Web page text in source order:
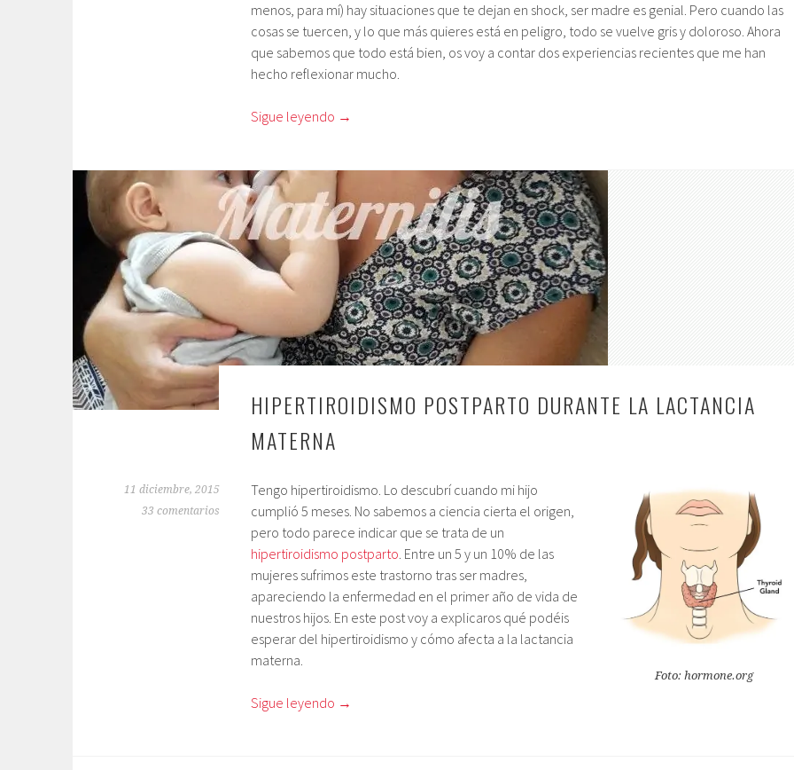
menos, para mí) hay situaciones que te dejan en shock, ser madre es genial. Pero cuando las
cosas se tuercen, y lo que más quieres está en peligro, todo se vuelve gris y doloroso. Ahora
que sabemos que todo está bien, os voy a contar dos experiencias recientes que me han
hecho reflexionar mucho.
Sigue leyendo →
HIPERTIROIDISMO POSTPARTO DURANTE LA LACTANCIA
MATERNA
11 diciembre, 2015
33 comentarios
Foto: hormone.org
Tengo hipertiroidismo. Lo descubrí cuando mi hijo
cumplió 5 meses. No sabemos a ciencia cierta el origen,
pero todo parece indicar que se trata de un
hipertiroidismo postparto. Entre un 5 y un 10% de las
mujeres sufrimos este trastorno tras ser madres,
apareciendo la enfermedad en el primer año de vida de
nuestros hijos. En este post voy a explicaros qué podéis
esperar del hipertiroidismo y cómo afecta a la lactancia
materna.
Sigue leyendo →